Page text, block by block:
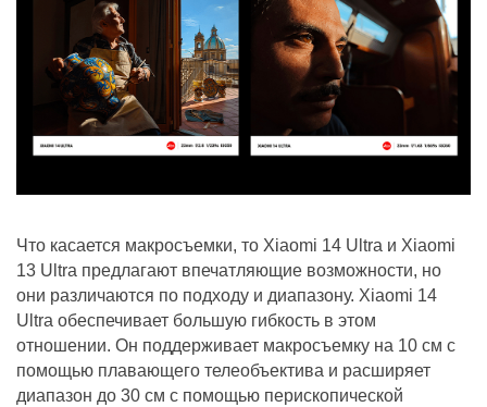
Что касается макросъемки, то Xiaomi 14 Ultra и Xiaomi
13 Ultra предлагают впечатляющие возможности, но
они различаются по подходу и диапазону. Xiaomi 14
Ultra обеспечивает большую гибкость в этом
отношении. Он поддерживает макросъемку на 10 см с
помощью плавающего телеобъектива и расширяет
диапазон до 30 см с помощью перископической